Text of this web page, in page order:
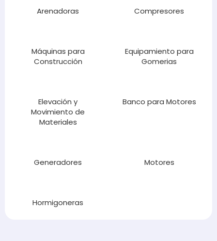
Arenadoras Compresores
Máquinas para
Construcción
Equipamiento para
Gomerias
Elevación y
Movimiento de
Materiales
Banco para Motores
Generadores Motores
Hormigoneras